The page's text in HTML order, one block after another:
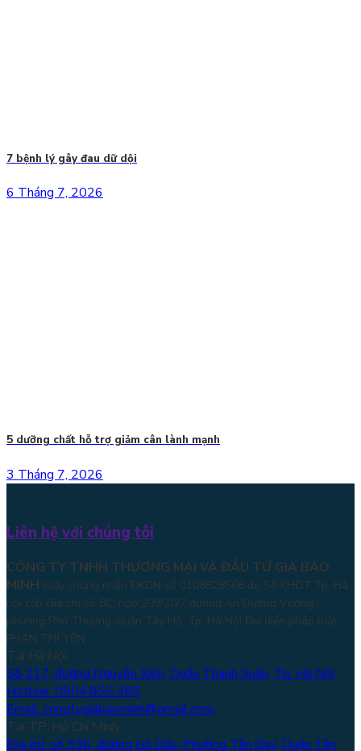
7 bệnh lý gây đau dữ dội
6 Tháng 7, 2026
5 dưỡng chất hỗ trợ giảm cân lành mạnh
3 Tháng 7, 2026
Liên hệ với chúng tôi
CÔNG TY TNHH THƯƠNG MẠI VÀ ĐẦU TƯ GIA BẢO
MINH Giấy chứng nhận ĐKDN số 0108828568 do Sở KHĐT Tp. Hà
nội cấp Địa chỉ số 8C, ngõ 209/20/7 đường An Dương Vương,
phường Phú Thượng, quận Tây Hồ, Tp. Hà Nội Đại diện pháp luật:
PHAN THỊ YẾN
Tại Hà Nội
Số 217, đường Nguyễn Xiển, Quận Thanh Xuân, Tp. Hà Nội
Hotline: 0904.855.385
Email: congtygiabaominh@gmail.com
Tại TP. Hồ Chí Minh
Địa chỉ: số 336, đường Gò Dầu, Phường Tân Quý, Quận Tân